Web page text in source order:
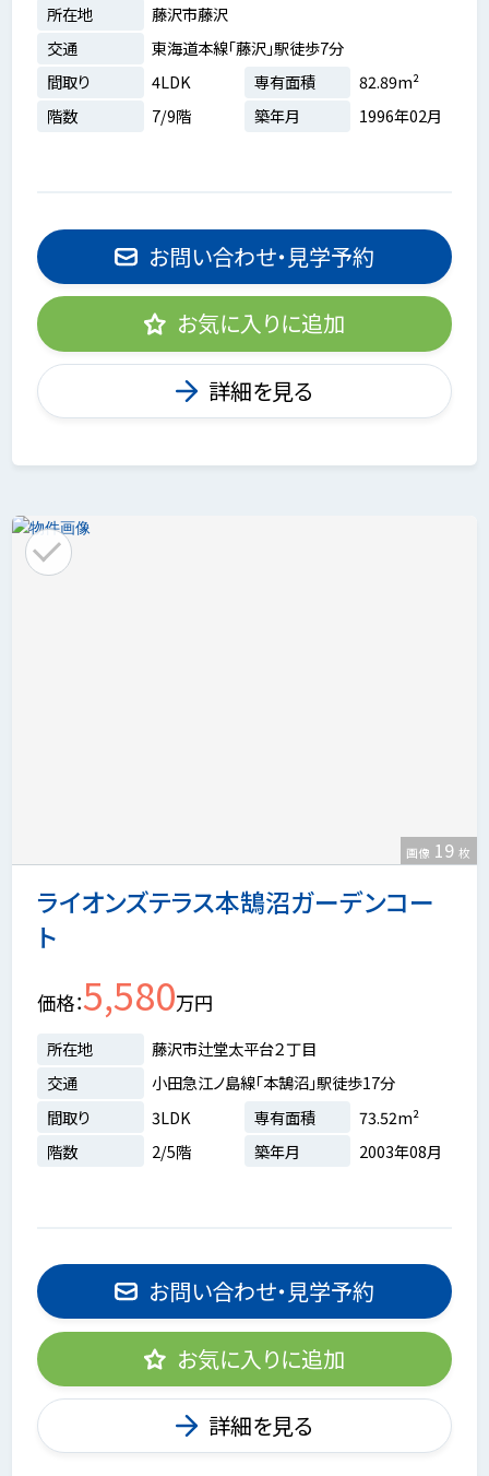
所在地
藤沢市藤沢
交通
東海道本線「藤沢」駅徒歩7分
間取り
4LDK 専有面積
82.89m²
階数
7/9階 築年月 1996年02月
お問い合わせ・見学予約
お気に入りに追加
詳細を見る
ライオンズテラス本鵠沼ガーデンコー
ト
画像 19 枚
価格 5,580万円
所在地
藤沢市辻堂太平台２丁目
交通
小田急江ノ島線「本鵠沼」駅徒歩17分
間取り
3LDK 専有面積
73.52m²
階数
2/5階 築年月 2003年08月
お問い合わせ・見学予約
お気に入りに追加
詳細を見る